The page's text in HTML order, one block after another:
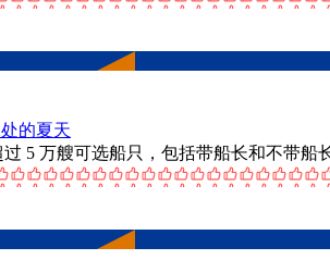
的夏天
5 万艘可选船只，包括带船长和不带船